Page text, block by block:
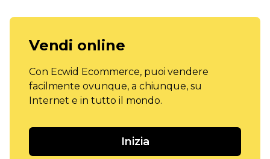
Vendi online
Con Ecwid Ecommerce, puoi vendere
facilmente ovunque, a chiunque, su
Internet e in tutto il mondo.
Inizia